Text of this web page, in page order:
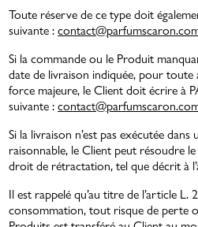
Toute réserve de ce type doit
suivante :
Si la commande ou le Produit
date de livraison indiquée, pour toute
force majeure, le Client doit écrire à
suivante :
Si la livraison n’est pas exécutée
raisonnable, le Client peut résoudre
droit de rétractation, tel que décrit à
Il est rappelé qu’au titre de l’article L.
consommation, tout risque de perte